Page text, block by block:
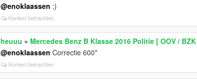
@enoklaassen ;)
Kontext betrachten
heuuu » Mercedes Benz B Klasse 2016 Politie [ OOV /
@enoklaassen Correctie 600*
Kontext betrachten